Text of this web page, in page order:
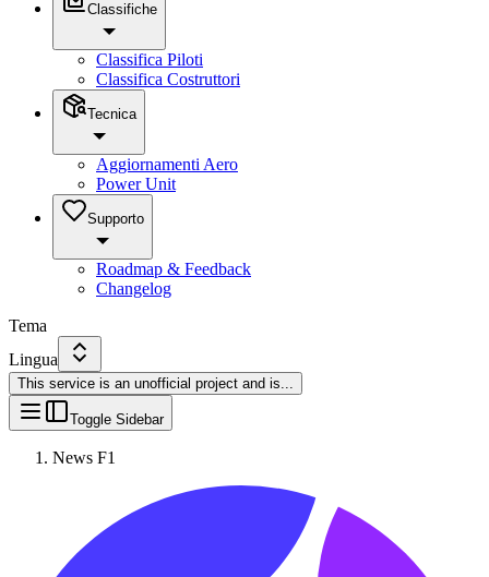
Classifiche
Classifica Piloti
Classifica Costruttori
Tecnica
Aggiornamenti Aero
Power Unit
Supporto
Roadmap & Feedback
Changelog
Tema
Lingua
This service is an unofficial project and is...
Toggle Sidebar
News F1